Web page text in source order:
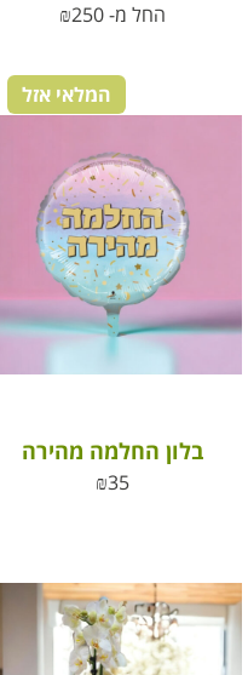
החל מ-
₪250
המלאי אזל
בלון החלמה מהירה
₪35